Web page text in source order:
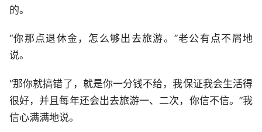
的。
“你那点退休金，怎么够出去旅游。”老公有点不屑地
说。
“那你就搞错了，就是你一分钱不给，我保证我会生活得
很好，并且每年还会出去旅游一、二次，你信不信。”我
信心满满地说。